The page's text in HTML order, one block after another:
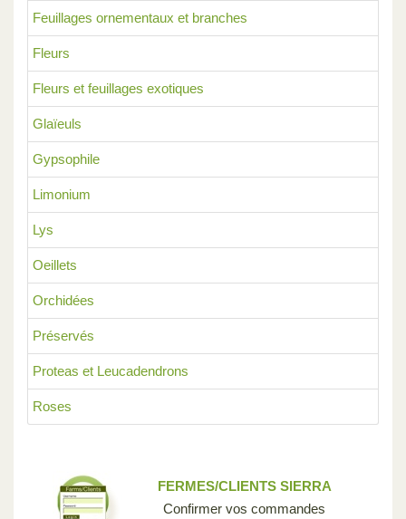
Feuillages ornementaux et branches
Fleurs
Fleurs et feuillages exotiques
Glaïeuls
Gypsophile
Limonium
Lys
Oeillets
Orchidées
Préservés
Proteas et Leucadendrons
Roses
FERMES/CLIENTS SIERRA
Confirmer vos commandes